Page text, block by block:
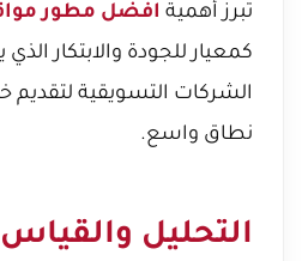
تبرز أهمية افضل مطور
كمعيار للجودة والابتكار
الشركات التسويقية لتقديم
نطاق واسع.
التحليل